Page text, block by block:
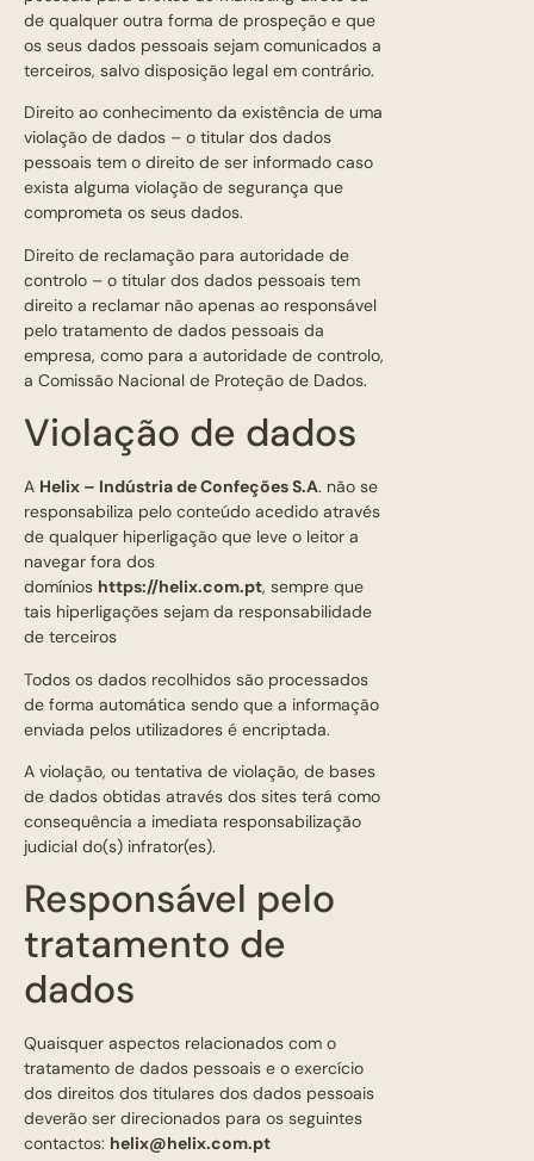
de qualquer outra forma de prospeção e que
os seus dados pessoais sejam comunicados a
terceiros, salvo disposição legal em contrário.
Direito ao conhecimento da existência de uma
violação de dados – o titular dos dados
pessoais tem o direito de ser informado caso
exista alguma violação de segurança que
comprometa os seus dados.
Direito de reclamação para autoridade de
controlo – o titular dos dados pessoais tem
direito a reclamar não apenas ao responsável
pelo tratamento de dados pessoais da
empresa, como para a autoridade de controlo,
a Comissão Nacional de Proteção de Dados.
Violação de dados
A Helix – Indústria de Confeções S.A. não se
responsabiliza pelo conteúdo acedido através
de qualquer hiperligação que leve o leitor a
navegar fora dos
domínios https://helix.com.pt, sempre que
tais hiperligações sejam da responsabilidade
de terceiros
Todos os dados recolhidos são processados
de forma automática sendo que a informação
enviada pelos utilizadores é encriptada.
A violação, ou tentativa de violação, de bases
de dados obtidas através dos sites terá como
consequência a imediata responsabilização
judicial do(s) infrator(es).
Responsável pelo
tratamento de
dados
Quaisquer aspectos relacionados com o
tratamento de dados pessoais e o exercício
dos direitos dos titulares dos dados pessoais
deverão ser direcionados para os seguintes
contactos: helix@helix.com.pt